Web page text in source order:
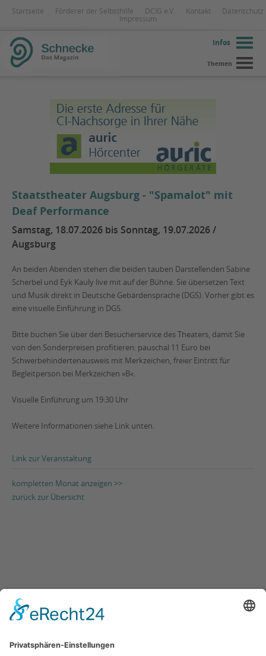
Startseite Förderer der Selbsthilfe DCIG e.V. Kontakt
Datenschutz
Impressum
Infos
Themen
Staatstheater Augsburg - "Spamalot" mit
Deaf Performance
Samstag, 18.07.2026 bis Sonntag, 19.07.2026 /
Augsburg
An beiden Abenden stehen die beiden tauben Darstellenden Sabine
Scherbel und Eyk Kauly live mit auf der Bühne. Sie übersetzen Text
und Musik direkt in Deutsche Gebärdensprache (DGS). Vorher gibt es
eine visuelle Einführung in DGS.
Bitte buchen Sie über den Besucherservice des Theaters, damit Sie
von den Sonderpreisen profitieren: pauschal 11 Euro bei
Schwerbehindertenausweis mit Merkzeichen, freier Eintritt für
Begleitperson bei Merkzeichen »B«.
Visuelle Einführung um 19:30 Uhr
Weitere Informationen siehe Link unten.
Link zur Veranstaltung
kompletten Monat anzeigen >>
zurück zur Übersicht